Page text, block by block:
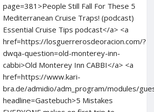
page=381>People Still Fall For These 5
Mediterranean Cruise Traps! (podcast)
Essential Cruise Tips podcast</a> <a
href=https://losguerrerosdeoracion.com/?
dwqa-question=old-monterey-inn-
cabbi>Old Monterey Inn CABBI</a> <a
href=https://www.kari-
bra.de/admidio/adm_program/modules/
headline=Gastebuch>5 Mistakes